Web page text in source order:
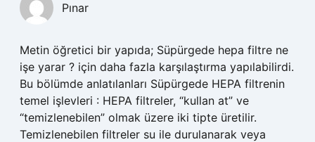
Pınar
Metin öğretici bir yapıda; Süpürgede hepa filtre ne
işe yarar ? için daha fazla karşılaştırma yapılabilirdi.
Bu bölümde anlatılanları Süpürgede HEPA filtrenin
temel işlevleri : HEPA filtreler, “kullan at” ve
“temizlenebilen” olmak üzere iki tipte üretilir.
Temizlenebilen filtreler su ile durulanarak veya